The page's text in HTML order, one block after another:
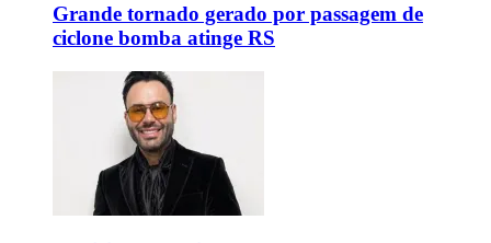
Grande tornado gerado por passagem de
ciclone bomba atinge RS